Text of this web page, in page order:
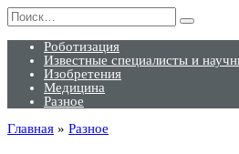
Перейти
к
содержанию
Search
for:
Роботизация
Известные специалисты и
Изобретения
Медицина
Разное
Главная » Разное